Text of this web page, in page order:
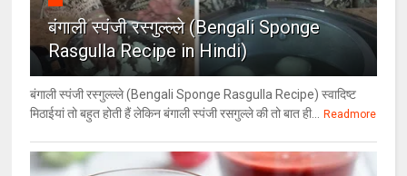
बंगाली स्पंजी रस्गुल्ल्ले (Bengali Sponge
Rasgulla Recipe in Hindi)
बंगाली स्पंजी रस्गुल्ल्ले (Bengali Sponge Rasgulla Recipe) स्वादिष्ट
मिठाईयां तो बहुत होती हैं लेकिन बंगाली स्पंजी रसगुल्ले की तो बात ही...
Readmore